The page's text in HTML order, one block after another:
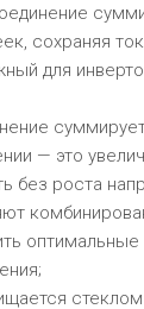
сохраняя
для
— это
без роста